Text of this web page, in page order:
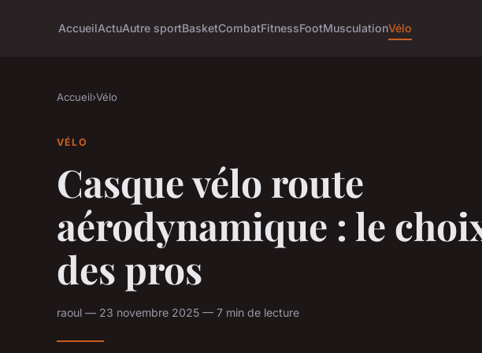
AccueilActuAutre sportBasketCombatFitnessFootMusculationVélo
Accueil›Vélo
VÉLO
Casque vélo route
aérodynamique : le
des pros
raoul — 23 novembre 2025 — 7 min de lecture